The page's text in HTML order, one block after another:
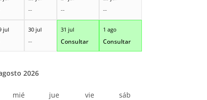
-- -- --
jul 30 jul
--
31 jul
Consultar
1 ago
Consultar
2026
mié jue vie sáb